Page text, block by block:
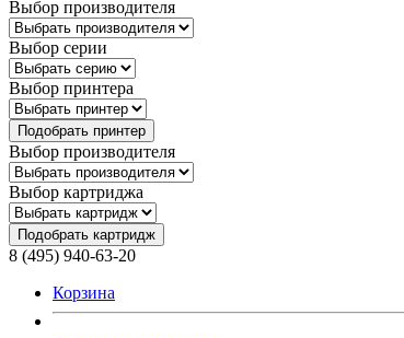
Выбор производителя
Выбор серии
Выбор принтера
Подобрать принтер
Выбор производителя
Выбор картриджа
Подобрать картридж
8 (495) 940-63-20
Корзина